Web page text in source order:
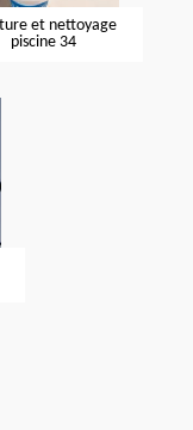
et nettoyage
piscine 34